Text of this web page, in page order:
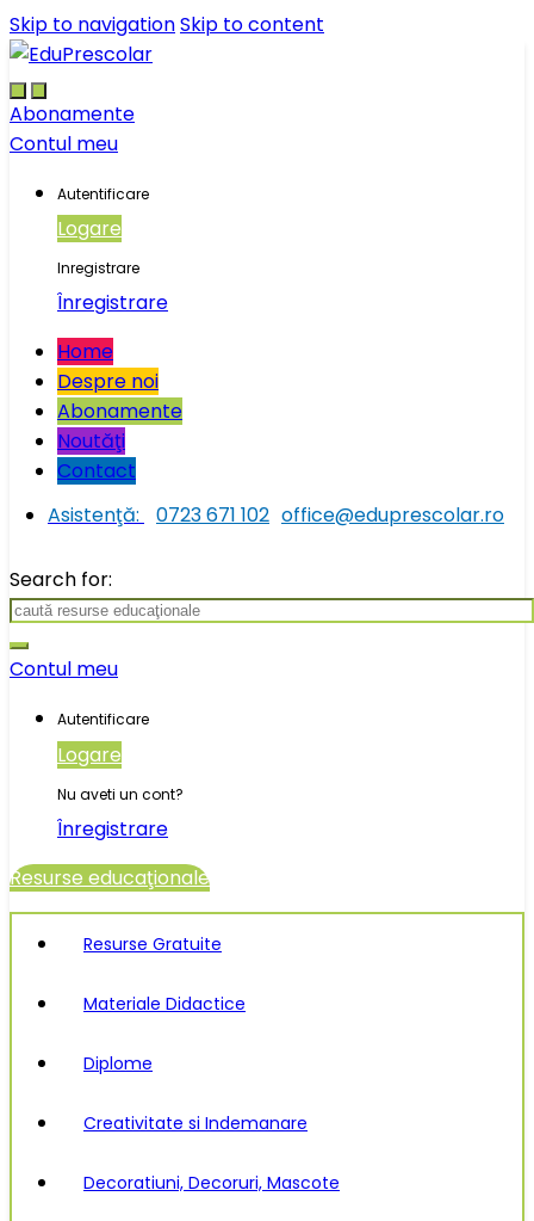
Skip to navigationSkip to content
Abonamente
Contul meu
Autentificare
Logare
Inregistrare
Înregistrare
Home
Despre noi
Abonamente
Noutăţi
Contact
Asistenţă:
0723 671 102 office@eduprescolar.ro
Search for:
Contul meu
Autentificare
Logare
Nu aveti un cont?
Înregistrare
Resurse educaţionale
Resurse Gratuite
Materiale Didactice
Diplome
Creativitate si Indemanare
Decoratiuni, Decoruri, Mascote